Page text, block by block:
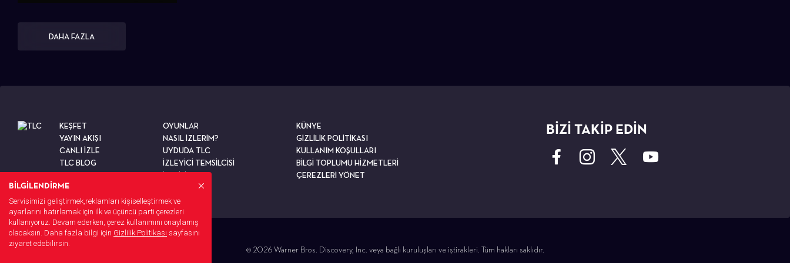
DAHA FAZLA
KEŞFET
YAYIN AKIŞI
CANLI İZLE
TLC BLOG
TESTLER
OYUNLAR
NASIL İZLERİM?
UYDUDA TLC
İZLEYİCİ TEMSİLCİSİ
İLETİŞİM
KÜNYE
GİZLİLİK POLİTİKASI
KULLANIM KOŞULLARI
BİLGİ TOPLUMU HİZMETLERİ
ÇEREZLERİ YÖNET
BİZİ TAKİP EDİN
© 2026 Warner Bros. Discovery, Inc. veya bağlı kuruluşları ve iştirakleri. Tüm hakları saklıdır.
BİLGİLENDİRME
Servisimizi geliştirmek,reklamları kişiselleştirmek ve
ayarlarını hatırlamak için ilk ve üçüncü parti çerezleri
kullanıyoruz. Devam ederken, çerez kullanımını onaylamış
olacaksın. Daha fazla bilgi için Gizlilik Politikası sayfasını
ziyaret edebilirsin.